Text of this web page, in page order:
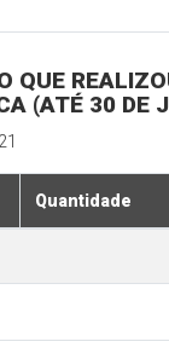
QUE
(ATÉ 30 DE
Quantidade